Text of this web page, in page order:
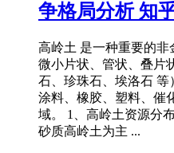
争格局分析 知
高岭土 是一种重要的非
微小片状、管状、叠片
石、珍珠石、埃洛石 等
涂料、橡胶、塑料、催
域。 1、高岭土资源分
砂质高岭土为主 ...